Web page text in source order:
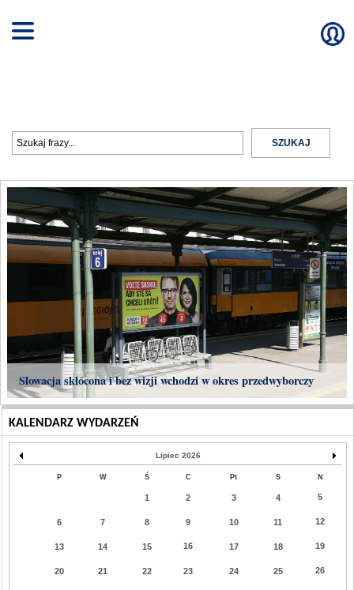
Słowacja skłócona i bez wizji wchodzi w okres przedwyborczy
KALENDARZ WYDARZEŃ
Lipiec 2026
P W Ś C Pt S N
1 2 3 4 5
6 7 8 9 10 11 12
13 14 15 16 17 18 19
20 21 22 23 24 25 26